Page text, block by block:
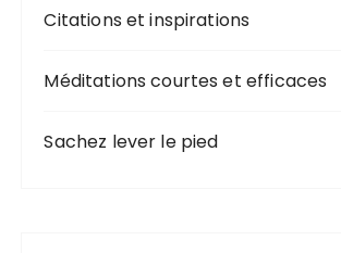
Citations et inspirations
Méditations courtes et efficaces
Sachez lever le pied